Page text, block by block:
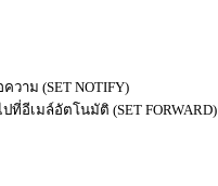
าม (SET NOTIFY)
อีเมล์อัตโนมัติ (SET FORWARD)